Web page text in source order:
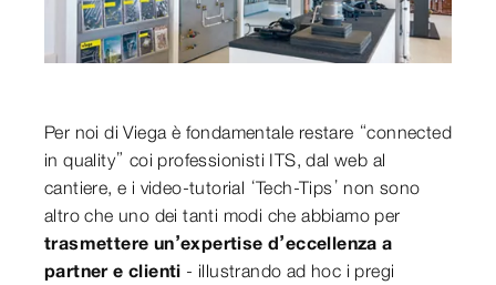
Per noi di Viega è fondamentale restare “connected
in quality” coi professionisti ITS, dal web al
cantiere, e i video-tutorial ‘Tech-Tips’ non sono
altro che uno dei tanti modi che abbiamo per
trasmettere un’expertise d’eccellenza a
partner e clienti - illustrando ad hoc i pregi